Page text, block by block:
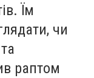
Їм
чи
раптом